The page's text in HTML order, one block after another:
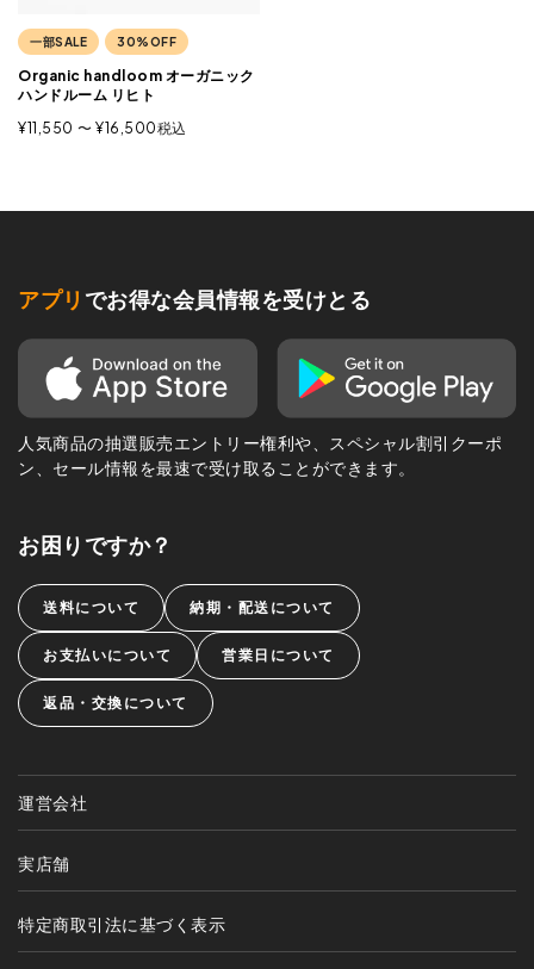
一部SALE 30%OFF
Organic handloom オーガニック
ハンドルーム リヒト
¥11,550 〜 ¥16,500税込
アプリ でお得な会員情報を受けとる
人気商品の抽選販売エントリー権利や、スペシャル割引クーポ
ン、セール情報を最速で受け取ることができます。
お困りですか？
送料について 納期・配送について
お支払いについて 営業日について
返品・交換について
運営会社
実店舗
特定商取引法に基づく表示